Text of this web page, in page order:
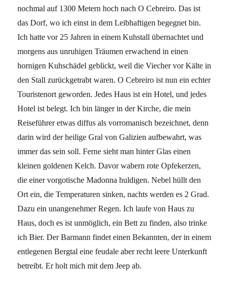
nochmal auf 1300 Metern hoch nach O Cebreiro. Das ist
das Dorf, wo ich einst in dem Leibhaftigen begegnet bin.
Ich hatte vor 25 Jahren in einem Kuhstall übernachtet und
morgens aus unruhigen Träumen erwachend in einen
hornigen Kuhschädel geblickt, weil die Viecher vor Kälte in
den Stall zurückgetrabt waren. O Cebreiro ist nun ein echter
Touristenort geworden. Jedes Haus ist ein Hotel, und jedes
Hotel ist belegt. Ich bin länger in der Kirche, die mein
Reiseführer etwas diffus als vorromanisch bezeichnet, denn
darin wird der heilige Gral von Galizien aufbewahrt, was
immer das sein soll. Ferne sieht man hinter Glas einen
kleinen goldenen Kelch. Davor wabern rote Opfekerzen,
die einer vorgotische Madonna huldigen. Nebel hüllt den
Ort ein, die Temperaturen sinken, nachts werden es 2 Grad.
Dazu ein unangenehmer Regen. Ich laufe von Haus zu
Haus, doch es ist unmöglich, ein Bett zu finden, also trinke
ich Bier. Der Barmann findet einen Bekannten, der in einem
entlegenen Bergtal eine feudale aber recht leere Unterkunft
betreibt. Er holt mich mit dem Jeep ab.